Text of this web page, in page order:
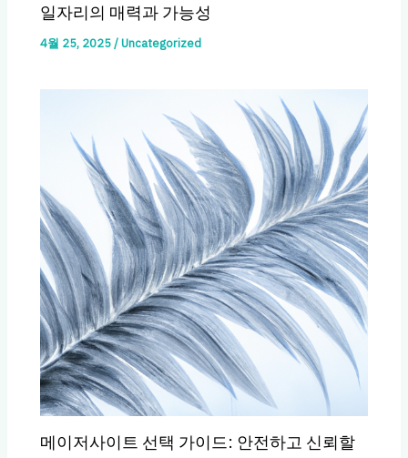
일자리의 매력과 가능성
4월 25, 2025/Uncategorized
메이저사이트 선택 가이드: 안전하고 신뢰할